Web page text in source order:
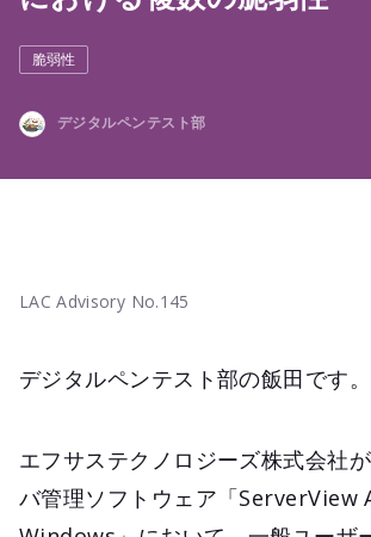
脆弱性
デジタルペンテスト部
LAC Advisory No.145
デジタルペンテスト部の飯田です。
エフサステクノロジーズ株式会社
バ管理ソフトウェア「